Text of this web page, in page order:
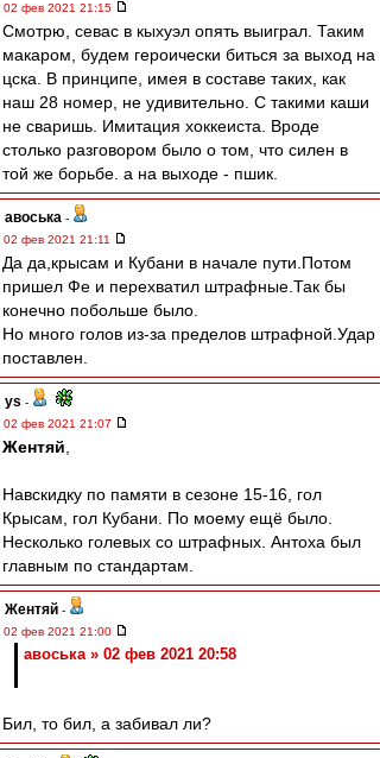
02 фев 2021 21:15
Смотрю, севас в кыхуэл опять выиграл. Таким
макаром, будем героически биться за выход на
цска. В принципе, имея в составе таких, как
наш 28 номер, не удивительно. С такими каши
не сваришь. Имитация хоккеиста. Вроде
столько разговором было о том, что силен в
той же борьбе. а на выходе - пшик.
авоська -
02 фев 2021 21:11
Да да,крысам и Кубани в начале пути.Потом
пришел Фе и перехватил штрафные.Так бы
конечно побольше было.
Но много голов из-за пределов штрафной.Удар
поставлен.
ys -
02 фев 2021 21:07
Жентяй
Навскидку по памяти в сезоне 15-16, гол
Крысам, гол Кубани. По моему ещё было.
Несколько голевых со штрафных. Антоха был
главным по стандартам.
Жентяй -
02 фев 2021 21:00
авоська » 02 фев 2021 20:58
Бил, то бил, а забивал ли?